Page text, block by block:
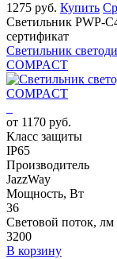
1275 руб. Купить
Светильник PWP-
сертификат
Светильник
COMPACT
от 1170 руб.
Класс защиты
IP65
Производитель
JazzWay
Мощность, Вт
36
Световой поток, лм
3200
В корзину